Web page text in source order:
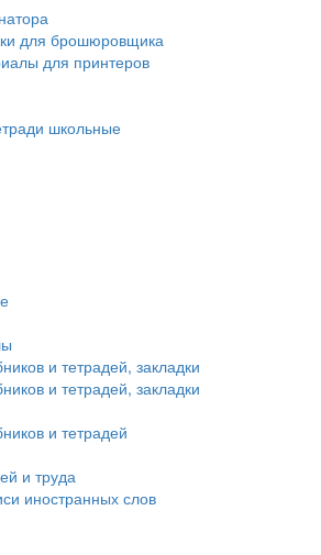
для брошюровщика
для принтеров
школьные
и тетрадей, закладки
и тетрадей, закладки
и тетрадей
и труда
иностранных слов